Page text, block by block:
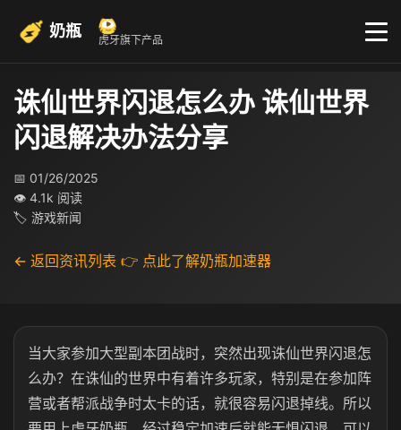
奶瓶 虎牙旗下产品
诛仙世界闪退怎么办 诛仙世界
闪退解决办法分享
📅 01/26/2025
👁 4.1k 阅读
🏷 游戏新闻
← 返回资讯列表 👉 点此了解奶瓶加速器
当大家参加大型副本团战时，突然出现诛仙世界闪退怎
么办？在诛仙的世界中有着许多玩家，特别是在参加阵
营或者帮派战争时太卡的话，就很容易闪退掉线。所以